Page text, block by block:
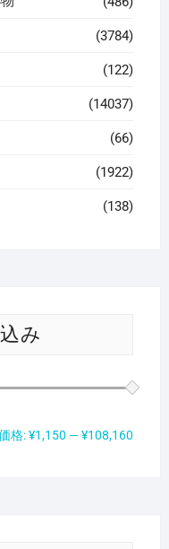
(3784)
(122)
(14037)
(66)
(1922)
(138)
み
格:¥1,150 —¥108,160